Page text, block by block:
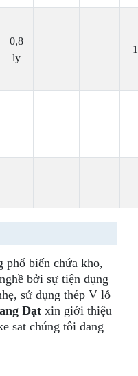
0,8
ly
phổ biến chứa kho,
bởi sự tiện dụng
sử dụng thép V lỗ
Đạt xin giới thiệu
sat chúng tôi đang